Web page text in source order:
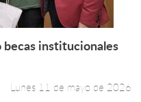
Leer más +
institucionales
Lunes 11 de mayo de 2026